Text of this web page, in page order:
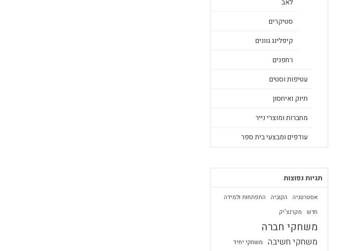
לאב
סטיקרים
קיפלינג גוונים
רחפנים
עטיפות וסטים
תיוק ואיחסון
מחברות ומוצרי נייר
עודפים ומבצעי בית ספר
תגיות נפוצות
אסטרטגיה הקוביה
התפתחות ולמידה
חדש
מקרנצ'יק
משחקי חברה
משחקי חשיבה משחקי יחיד